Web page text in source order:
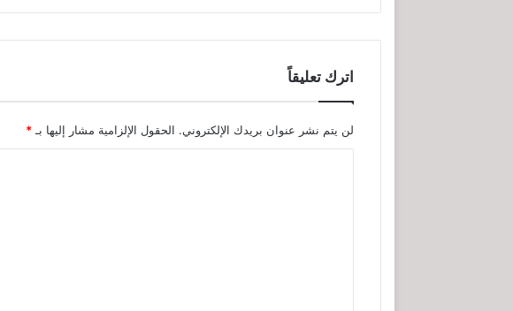
اترك تعليقاً
لن يتم نشر عنوان بريدك الإلكتروني. الحقول الإلزامية مشار إليها بـ*